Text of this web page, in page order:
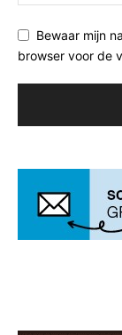
Bewaar mijn
browser voor de